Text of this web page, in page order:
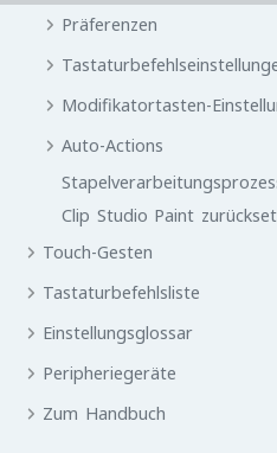
Präferenzen
Modifikatortasten-
Auto-Actions
Clip Studio Paint
Touch-Gesten
Tastaturbefehlsliste
Einstellungsglossar
Peripheriegeräte
Zum Handbuch